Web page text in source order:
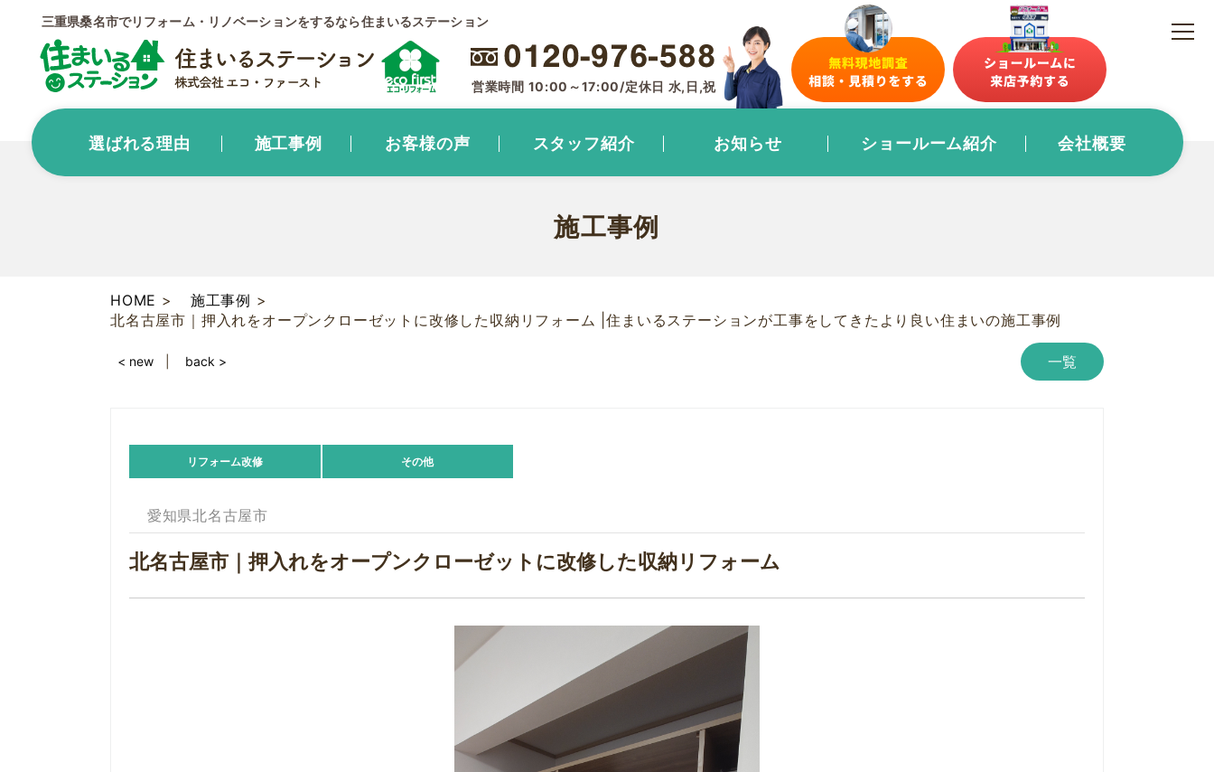
三重県桑名市でリフォーム・リノベーションをするなら住まいるステーション
営業時間 10:00～17:00/定休日 水,日,祝
選ばれる理由 施工事例 お客様の声 スタッフ紹介 お知らせ ショールーム紹介 会社概要
施工事例
HOME
施工事例
北名古屋市｜押入れをオープンクローゼットに改修した収納リフォーム |住まいるステーションが工事をしてきたより良い住まいの施工事例
一覧
< new back >
リフォーム改修 その他
愛知県北名古屋市
北名古屋市｜押入れをオープンクローゼットに改修した収納リフォーム